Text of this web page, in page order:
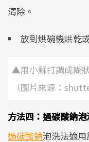
清除。
放到烘碗機烘乾
▲用小蘇打調成糊
（圖片來源：
方法四：過碳酸鈉泡
過碳酸鈉泡洗法適